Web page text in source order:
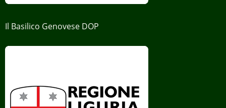
Il Basilico Genovese DOP